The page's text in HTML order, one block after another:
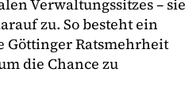
Verwaltungssitzes – sie
zu. So besteht ein
Göttinger Ratsmehrheit
die Chance zu